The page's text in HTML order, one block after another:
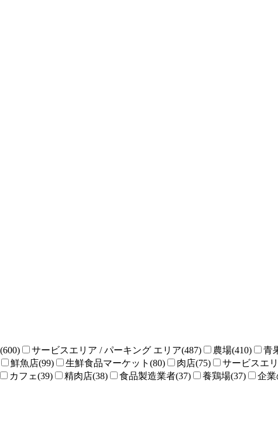
サービスエリア / パーキング エリア(487) 農場(410) 青
鮮魚店(99) 生鮮食品マーケット(80) 肉店(75) サービスエ
カフェ(39) 精肉店(38) 食品製造業者(37) 養鶏場(37) 企業